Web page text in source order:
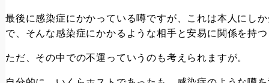
最後に感染症にかかっている噂ですが、これは本人にし
で、そんな感染症にかかるような相手と安易に関係を持
ただ、その中での不運っていうのも考えられますが。